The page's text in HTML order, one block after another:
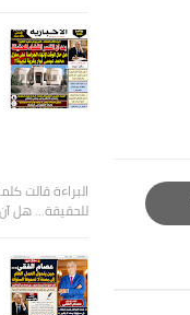
البراءة قالت
للحقيقة... هل